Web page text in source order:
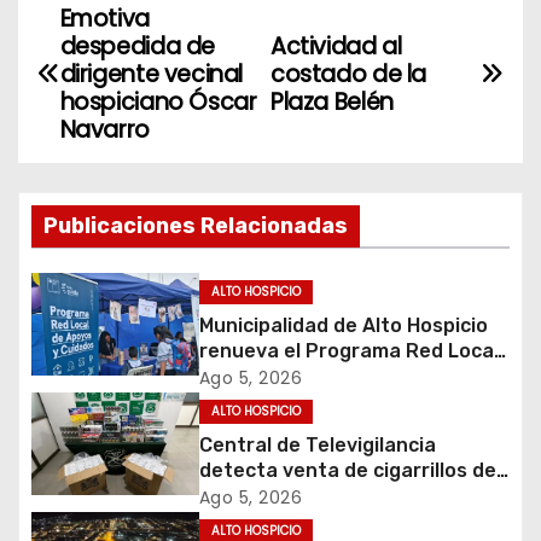
N
a
g
a
c
i
ó
n
Actividad al
costado de la
Plaza Belén
Emotiva
despedida de
dirigente vecinal
hospiciano Óscar
Navarro
Publicaciones Relacionadas
ALTO HOSPICIO
Municipalidad de Alto Hospicio
renueva el Programa Red Local
de Apoyos y Cuidados
Ago 5, 2026
ALTO HOSPICIO
Central de Televigilancia
detecta venta de cigarrillos de
contrabando y permite
incautación de más de 3 mil
Ago 5, 2026
ALTO HOSPICIO